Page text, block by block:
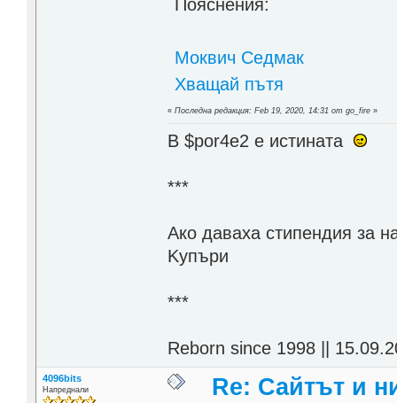
Пояснения:
Моквич Седмак
Хващай пътя
«Последна редакция: Feb 19, 2020, 14:31 от go_fire »
В $por4e2 e истината
***
Aко даваха стипендия за
Kупъри
***
Reborn since 1998 ||
4096bits
Напреднали Re: Сайтът и